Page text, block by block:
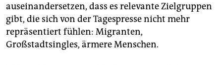
auseinandersetzen, dass es relevante Zielgruppen
gibt, die sich von der Tagespresse nicht mehr
repräsentiert fühlen: Migranten,
Großstadtsingles, ärmere Menschen.